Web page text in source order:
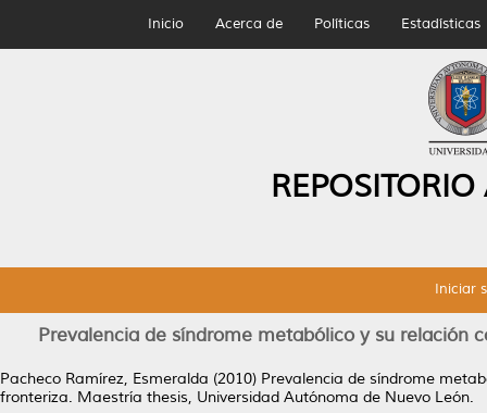
Inicio Acerca de Políticas Estadísticas
Iniciar
Prevalencia de síndrome metabólico y su relación
Pacheco Ramírez, Esmeralda (2010) Prevalencia de síndrome
fronteriza. Maestría thesis, Universidad Autónoma de Nuevo León.